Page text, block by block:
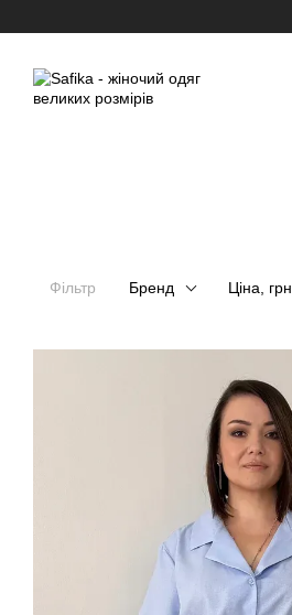
Фільтр Бренд Ціна, грн